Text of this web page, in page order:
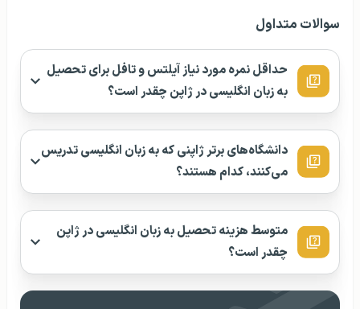
سوالات متداول
حداقل نمره مورد نیاز آیلتس و تافل برای تحصیل
به زبان انگلیسی در ژاپن چقدر است؟
دانشگاه‌های برتر ژاپنی که به زبان انگلیسی تدریس
می‌کنند، کدام هستند؟
متوسط هزینه تحصیل به زبان انگلیسی در ژاپن
چقدر است؟